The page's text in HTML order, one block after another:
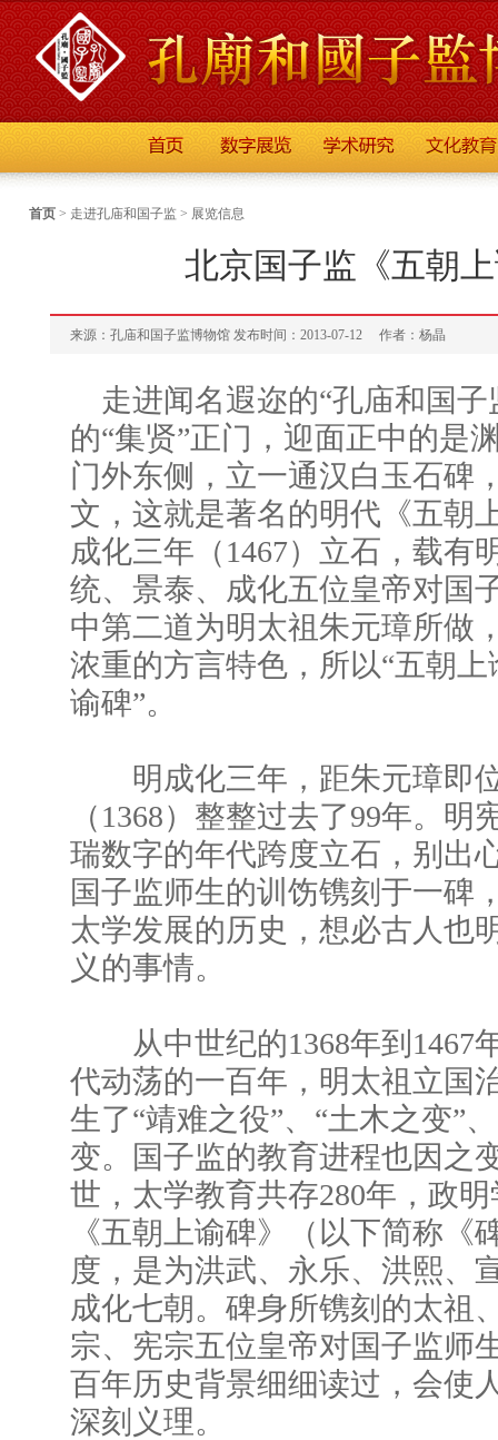
首页 > 走进孔庙和国子监 > 展览信息
北京国子监《五朝
来源：孔庙和国子监博物馆 发布时间：2013-07-12 作者：杨晶
走进闻名遐迩的“孔庙和国
的“集贤”正门，迎面正中的是
门外东侧，立一通汉白玉石碑
文，这就是著名的明代《五朝
成化三年（1467）立石，载有
统、景泰、成化五位皇帝对国
中第二道为明太祖朱元璋所做
浓重的方言特色，所以“五朝上
谕碑”。
明成化三年，距朱元璋即
（1368）整整过去了99年。明
瑞数字的年代跨度立石，别出
国子监师生的训饬镌刻于一碑
太学发展的历史，想必古人也
义的事情。
从中世纪的1368年到1467
代动荡的一百年，明太祖立国
生了“靖难之役”、“土木之变”
变。国子监的教育进程也因之
世，太学教育共存280年，政
《五朝上谕碑》（以下简称《
度，是为洪武、永乐、洪熙、
成化七朝。碑身所镌刻的太祖
宗、宪宗五位皇帝对国子监师
百年历史背景细细读过，会使
深刻义理。